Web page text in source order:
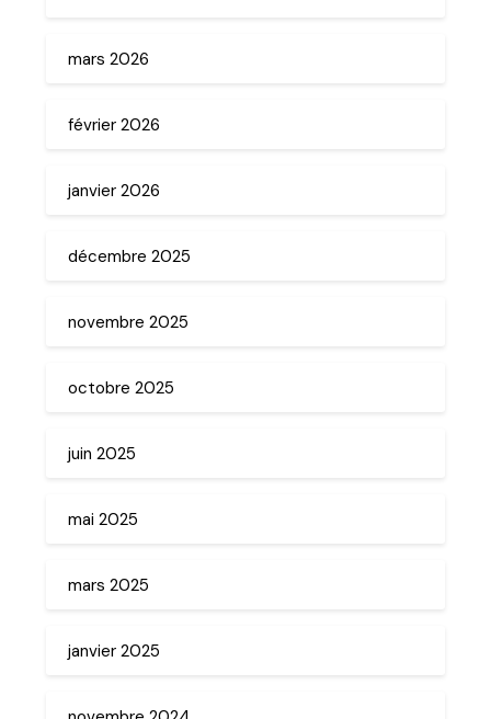
mars 2026
février 2026
janvier 2026
décembre 2025
novembre 2025
octobre 2025
juin 2025
mai 2025
mars 2025
janvier 2025